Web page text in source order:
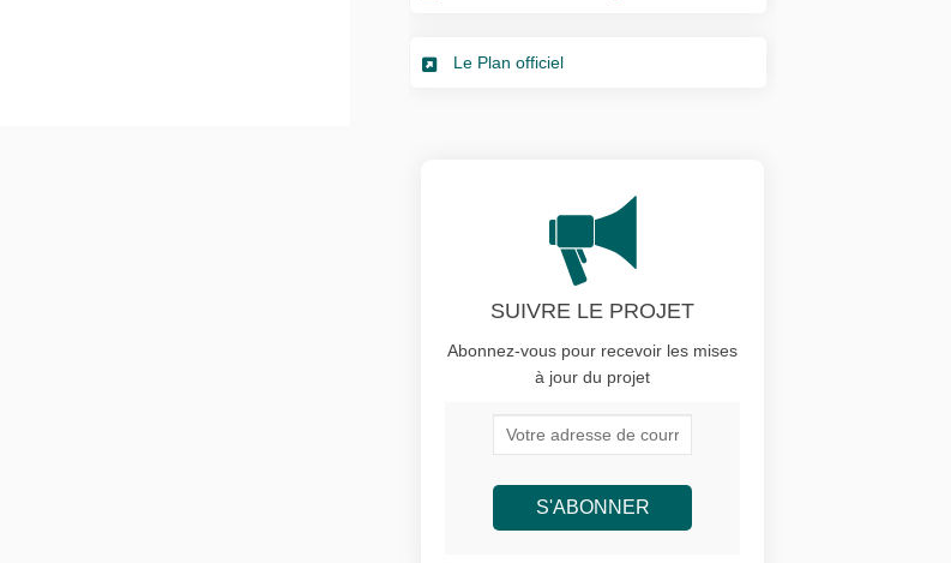
Le Plan officiel(Liens externes)
SUIVRE LE PROJET
Abonnez-vous pour recevoir les mises
à jour du projet
Votre adresse de courriel...